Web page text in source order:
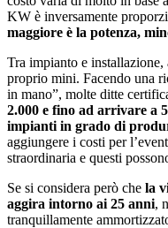
KW è inversamente
maggiore è la potenza,
Tra impianto e
proprio mini. Facendo una
in mano”, molte ditte
2.000 e fino ad arrivare a
impianti in grado di
aggiungere i costi per
straordinaria e questi
Se si considera però che la
aggira intorno ai 25 anni,
tranquillamente